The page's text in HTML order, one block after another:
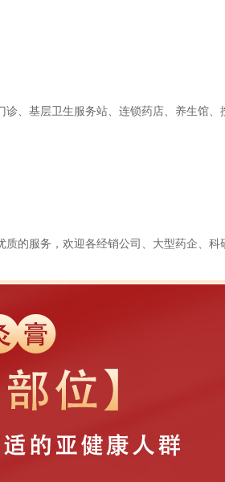
、基层卫生服务站、连锁药店、养生馆
的服务， 欢迎各经销公司、大型药企、